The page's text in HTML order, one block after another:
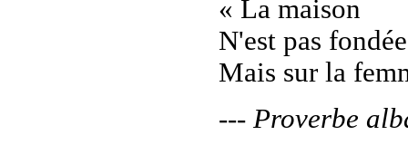
« La maison
N'est pas
Mais sur la
--- Proverbe